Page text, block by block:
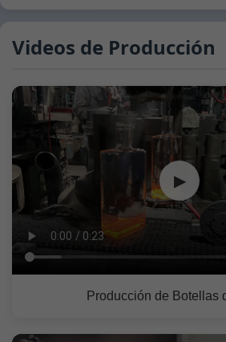
Videos de Producción
▶
Producción de Botellas